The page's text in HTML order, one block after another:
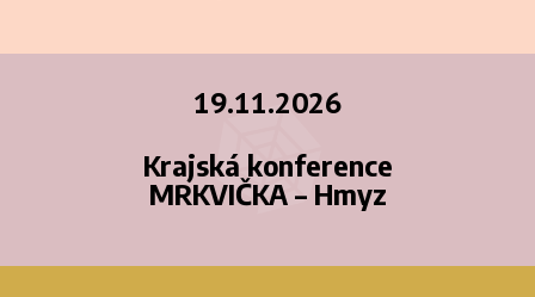
19.11.2026
Krajská konference
MRKVIČKA – Hmyz